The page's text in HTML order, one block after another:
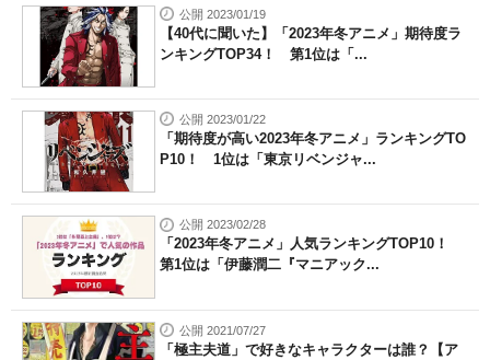
公開 2023/01/19
【40代に聞いた】「2023年冬アニメ」期待度ラ
ンキングTOP34！ 第1位は「...
公開 2023/01/22
「期待度が高い2023年冬アニメ」ランキングTO
P10！ 1位は「東京リベンジャ...
公開 2023/02/28
「2023年冬アニメ」人気ランキングTOP10！
第1位は「伊藤潤二『マニアック...
公開 2021/07/27
「極主夫道」で好きなキャラクターは誰？【ア